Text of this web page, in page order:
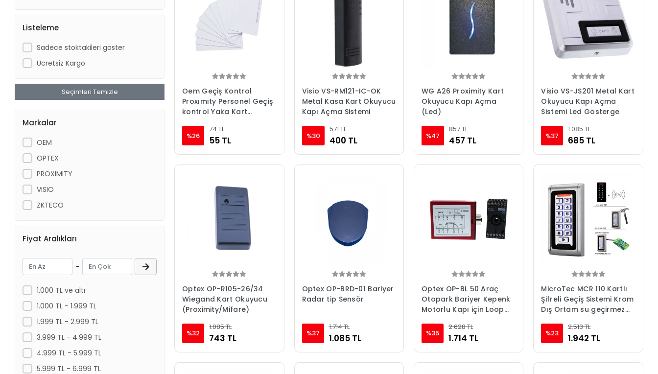
Listeleme
Sadece stoktakileri göster
Ücretsiz Kargo
Seçimleri Temizle
Markalar
OEM
OPTEX
PROXIMITY
VISIO
ZKTECO
Fiyat Aralıkları
-
1.000 TL ve altı
1.000 TL - 1.999 TL
1.999 TL - 2.999 TL
3.999 TL - 4.999 TL
4.999 TL - 5.999 TL
5.999 TL - 6.999 TL
Oem Geçiş Kontrol
Proxımıty Personel Geçiş
kontrol Yaka Kart
%26
74 TL
55 TL
Visio VS-RM121-IC-OK
Metal Kasa Kart Okuyucu
Kapı Açma Sistemi
%30
571 TL
400 TL
WG A26 Proximity Kart
Okuyucu Kapı Açma
(Led)
%47
857 TL
457 TL
Visio VS-JS201 Metal Kart
Okuyucu Kapı Açma
Sistemi Led Gösterge
%37
1.085 TL
685 TL
Optex OP-R105-26/34
Wiegand Kart Okuyucu
(Proximity/Mifare)
%32
1.085 TL
743 TL
Optex OP-BRD-01 Bariyer
Radar tip Sensör
%37
1.714 TL
1.085 TL
Optex OP-BL 50 Araç
Otopark Bariyer Kepenk
Motorlu Kapı için Loop
%35
2.628 TL
1.714 TL
MicroTec MCR 110 Kartlı
Şifreli Geçiş Sistemi Krom
Dış Ortam su geçirmez
%23
2.513 TL
1.942 TL